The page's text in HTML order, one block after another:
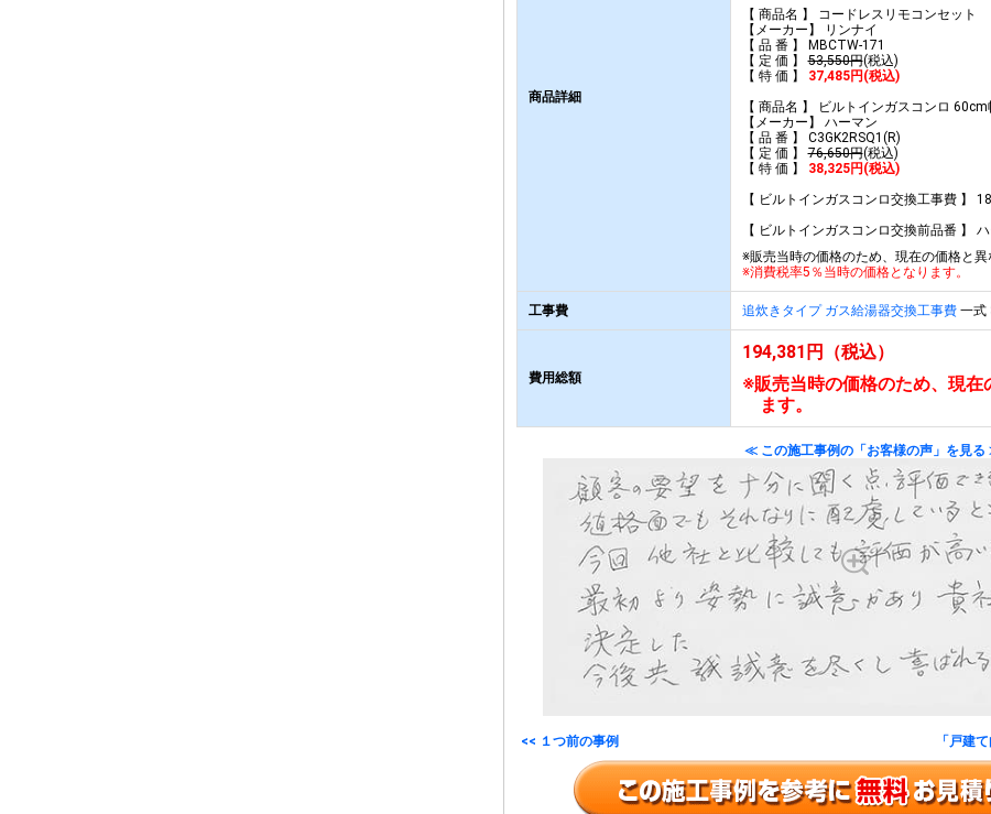
商品詳細
【 商品名 】 コードレスリモコンセット
【メーカー】 リンナイ
【 品 番 】 MBCTW-171
【 定 価 】53,550円(税込)
【 特 価 】
37,485円(税込)
【 商品名 】 ビルトインガスコンロ
【メーカー】 ハーマン
【 品 番 】 C3GK2RSQ1(R)
【 定 価 】76,650円(税込)
【 特 価 】
38,325円(税込)
【 ビルトインガスコンロ交換工事費 】
【 ビルトインガスコンロ交換前品番 】
※販売当時の価格のため、現在の価格と異
※消費税率5％当時の価格となります。
工事費 追炊きタイプ ガス給湯器交換工事費一式
費用総額
194,381円（税込）
※販売当時の価格のため、現
ます。
≪ この施工事例の「お客様の声」を見
<< １つ前の事例 「戸建